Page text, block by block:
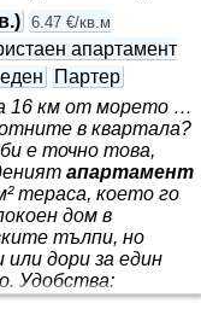
) 6.47 €/кв.м
апартамент
Партер
16 км от морето …
в квартала?
е точно това,
апартамент
тераса, което го
дом в
тълпи, но
или дори за един
Удобства:
кухня Спалня с